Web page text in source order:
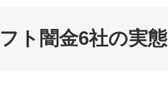
ト闇金6社の実